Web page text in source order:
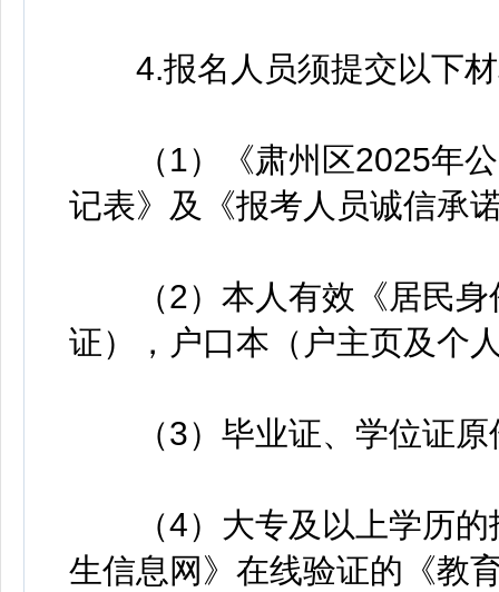
4.报名人员须提交以下材
（1）《肃州区2025年公
记表》及《报考人员诚信承
（2）本人有效《居民身
证），户口本（户主页及个
（3）毕业证、学位证原
（4）大专及以上学历的
生信息网》在线验证的《教